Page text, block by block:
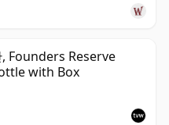
Founders Reserve
with Box